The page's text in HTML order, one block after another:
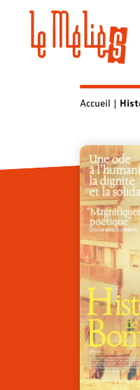
Accueil |